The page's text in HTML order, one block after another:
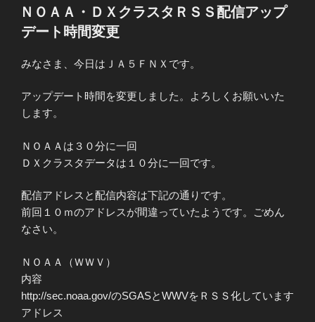
稿
日:
ＮＯＡＡ・ＤＸクラスタＲＳＳ配信アップ
デート時間変更
みなさま、今日はＪＡ５ＦＮＸです。
アップデート時間を変更しました。よろしくお願いいた
します。
ＮＯＡＡは３０分に一回
ＤＸクラスタデータは１０分に一回です。
配信アドレスと配信内容は下記の通りです。
前回１０ｍのアドレスが間違っていたようです。ごめん
なさい。
ＮＯＡＡ（ＷＷＶ）
内容
http://sec.noaa.gov/のSGASとWWVをＲＳＳ化しています
アドレス